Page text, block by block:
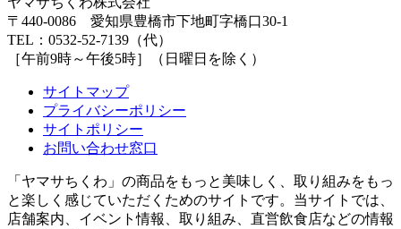
〒440-0086 愛知県豊橋市下地町字橋口30-1
TEL：0532-52-7139（代）
［午前9時～午後5時］（日曜日を除く）
サイトマップ
プライバシーポリシー
サイトポリシー
お問い合わせ窓口
「ヤマサちくわ」の商品をもっと美味しく、取り組みをもっ
と楽しく感じていただくためのサイトです。当サイトでは、
店舗案内、イベント情報、取り組み、直営飲食店などの情報